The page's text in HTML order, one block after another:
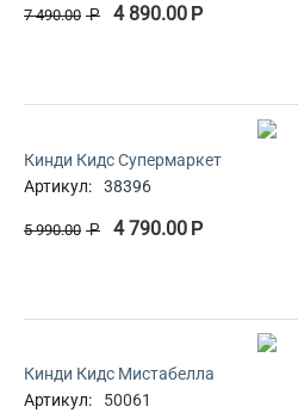
7 490.00 Р 4 890.00 Р
Кинди Кидс Супермаркет
Артикул:
38396
5 990.00 Р 4 790.00 Р
Кинди Кидс Мистабелла
Артикул:
50061